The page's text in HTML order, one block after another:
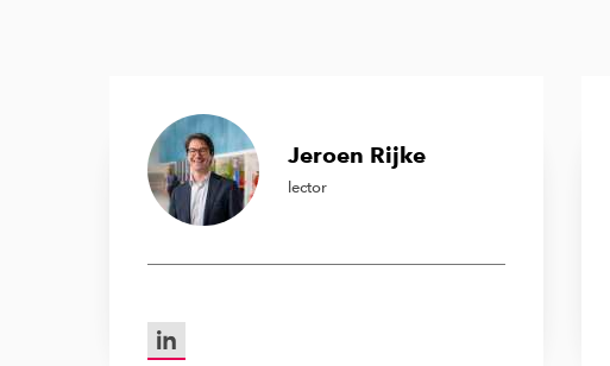
Jeroen Rijke
lector
LinkedIn van Jeroen Rijke